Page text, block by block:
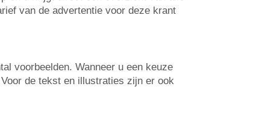
van de advertentie voor deze krant
voorbeelden. Wanneer u een keuze
de tekst en illustraties zijn er ook